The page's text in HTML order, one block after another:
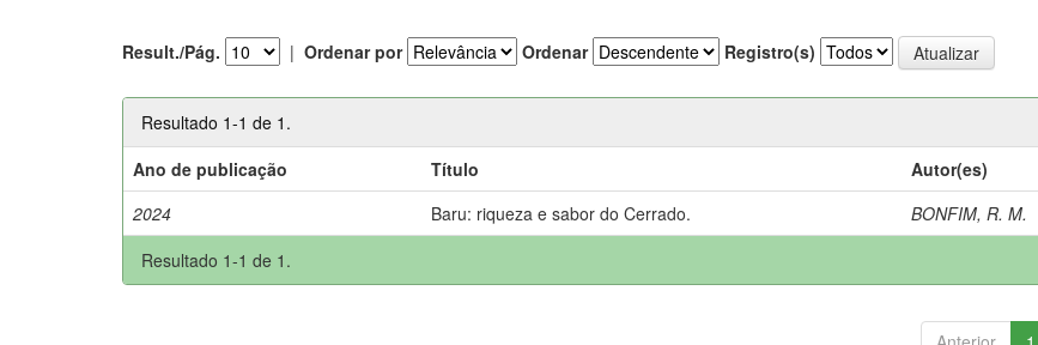
Result./Pág. | Ordenar por Ordenar Registro(s)
Resultado 1-1 de 1.
Ano de publicação
Título
Autor(es)
2024
Baru: riqueza e sabor do Cerrado.
BONFIM, R. M.
Resultado 1-1 de 1.